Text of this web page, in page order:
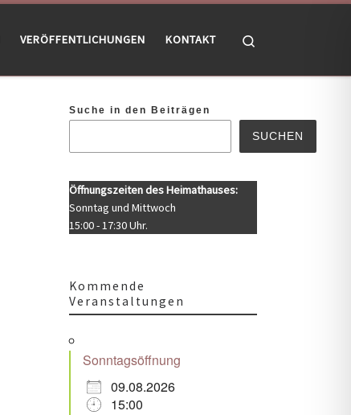
VERÖFFENTLICHUNGEN KONTAKT
Office 365
Suche in den Beiträgen
SUCHEN
Öffnungszeiten des Heimathauses:
Sonntag und Mittwoch
15:00 - 17:30 Uhr.
Kommende
Veranstaltungen
Sonntagsöffnung
09.08.2026
15:00